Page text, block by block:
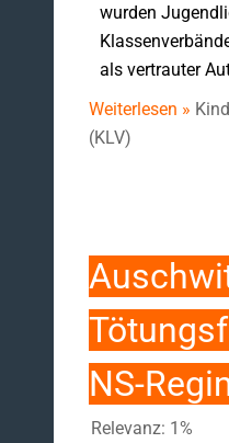
wurden
als vertrauter
Weiterlesen »
(KLV)
NS-
Relevanz: 1%